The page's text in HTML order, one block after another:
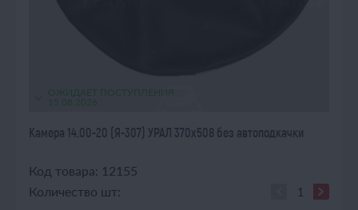
ОЖИДАЕТ ПОСТУПЛЕНИЯ
15.08.2026
Камера 14.00-20 (Я-307) УРАЛ 370х508 без автоподкачки
Код товара: 12155
Количество шт: